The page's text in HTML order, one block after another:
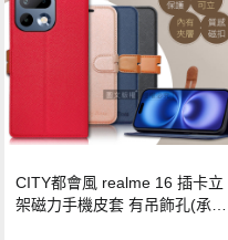
CITY都會風 realme 16 插卡立
架磁力手機皮套 有吊飾孔(承諾